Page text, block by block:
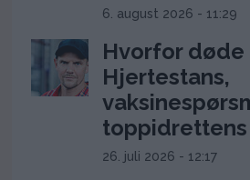
6. august 2026 - 11:29
Hvorfor døde
Hjertestans,
toppidrettens
26. juli 2026 - 12:17